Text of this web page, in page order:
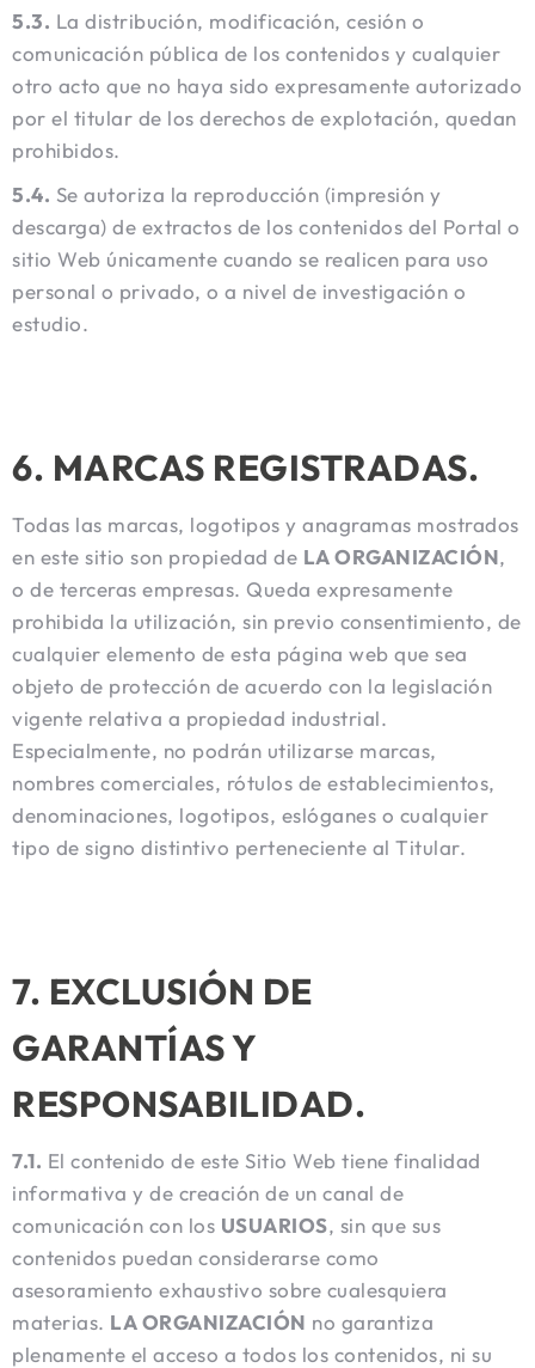
5.3. La distribución, modificación, cesión o
comunicación pública de los contenidos y cualquier
otro acto que no haya sido expresamente autorizado
por el titular de los derechos de explotación, quedan
prohibidos.
5.4. Se autoriza la reproducción (impresión y
descarga) de extractos de los contenidos del Portal o
sitio Web únicamente cuando se realicen para uso
personal o privado, o a nivel de investigación o
estudio.
6. MARCAS REGISTRADAS.
Todas las marcas, logotipos y anagramas mostrados
en este sitio son propiedad de LA ORGANIZACIÓN,
o de terceras empresas. Queda expresamente
prohibida la utilización, sin previo consentimiento, de
cualquier elemento de esta página web que sea
objeto de protección de acuerdo con la legislación
vigente relativa a propiedad industrial.
Especialmente, no podrán utilizarse marcas,
nombres comerciales, rótulos de establecimientos,
denominaciones, logotipos, eslóganes o cualquier
tipo de signo distintivo perteneciente al Titular.
7. EXCLUSIÓN DE
GARANTÍAS Y
RESPONSABILIDAD.
7.1. El contenido de este Sitio Web tiene finalidad
informativa y de creación de un canal de
comunicación con los USUARIOS, sin que sus
contenidos puedan considerarse como
asesoramiento exhaustivo sobre cualesquiera
materias. LA ORGANIZACIÓN no garantiza
plenamente el acceso a todos los contenidos, ni su